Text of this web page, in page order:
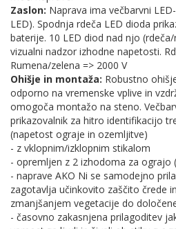
Zaslon: Naprava ima večbarvni
LED). Spodnja rdeča LED dioda
baterije. 10 LED diod nad njo
vizualni nadzor izhodne napetosti.
Rumena/zelena => 2000 V
Ohišje in montaža: Robustno
odporno na vremenske vplive in
omogoča montažo na steno.
prikazovalnik za hitro identifikacijo
(napetost ograje in ozemljitve)
- z vklopnim/izklopnim stikalom
- opremljen z 2 izhodoma za ograjo
- naprave AKO Ni se samodejno
zagotavlja učinkovito zaščito črede
zmanjšanjem vegetacije do
- časovno zakasnjena prilagoditev